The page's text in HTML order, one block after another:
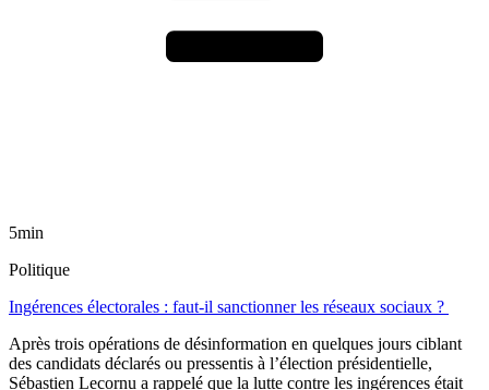
5min
Politique
Ingérences électorales : faut-il sanctionner les réseaux sociaux ?
Après trois opérations de désinformation en quelques jours ciblant
des candidats déclarés ou pressentis à l’élection présidentielle,
Sébastien Lecornu a rappelé que la lutte contre les ingérences était